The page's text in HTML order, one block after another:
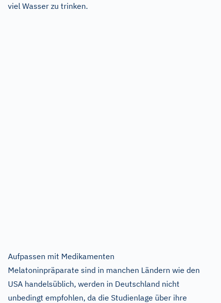
viel Wasser zu trinken.
Aufpassen mit Medikamenten
Melatoninpräparate sind in manchen Ländern wie den
USA handelsüblich, werden in Deutschland nicht
unbedingt empfohlen, da die Studienlage über ihre